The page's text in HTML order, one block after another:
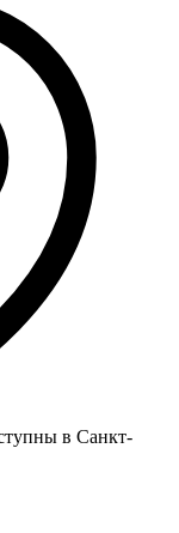
в Санкт-